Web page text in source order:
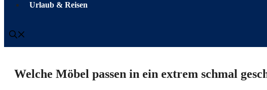
Urlaub & Reisen
Welche Möbel passen in ein extrem schmal